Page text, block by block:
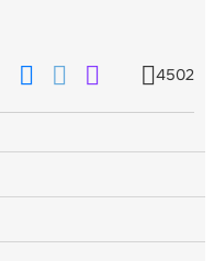
4502